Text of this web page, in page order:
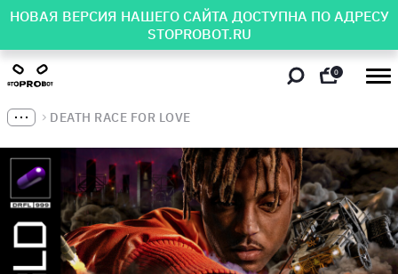
НОВАЯ ВЕРСИЯ НАШЕГО САЙТА ДОСТУПНА ПО АДРЕСУ
STOPROBOT.RU
0
DEATH RACE FOR LOVE